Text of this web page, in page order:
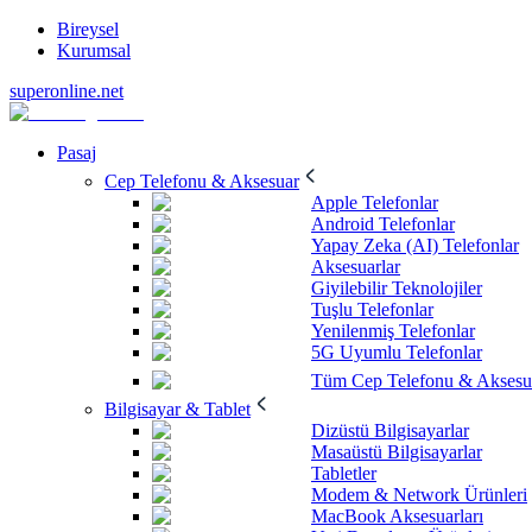
Bireysel
Kurumsal
superonline.net
Pasaj
Cep Telefonu & Aksesuar
Apple Telefonlar
Android Telefonlar
Yapay Zeka (AI) Telefonlar
Aksesuarlar
Giyilebilir Teknolojiler
Tuşlu Telefonlar
Yenilenmiş Telefonlar
5G Uyumlu Telefonlar
Tüm Cep Telefonu &
Bilgisayar & Tablet
Dizüstü Bilgisayarlar
Masaüstü Bilgisayarlar
Tabletler
Modem & Network Ürünleri
MacBook Aksesuarları